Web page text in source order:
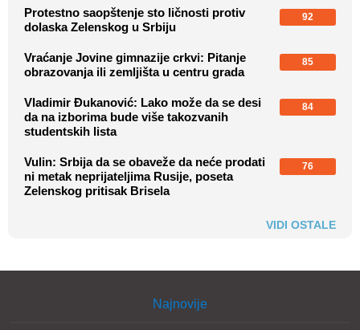
Protestno saopštenje sto ličnosti protiv
dolaska Zelenskog u Srbiju
92
Vraćanje Jovine gimnazije crkvi: Pitanje
obrazovanja ili zemljišta u centru grada
85
Vladimir Đukanović: Lako može da se desi
da na izborima bude više takozvanih
studentskih lista
84
Vulin: Srbija da se obaveže da neće prodati
ni metak neprijateljima Rusije, poseta
Zelenskog pritisak Brisela
76
VIDI OSTALE
Najnovije